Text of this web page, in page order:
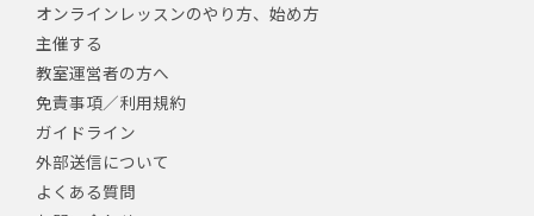
オンラインレッスンのやり方、始め方
主催する
教室運営者の方へ
免責事項／利用規約
ガイドライン
外部送信について
よくある質問